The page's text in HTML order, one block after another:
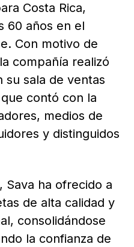
Costa Rica,
60 años en el
Con motivo de
compañía realizó
su sala de ventas
contó con la
medios de
y distinguidos
Sava ha ofrecido a
de alta calidad y
consolidándose
la confianza de